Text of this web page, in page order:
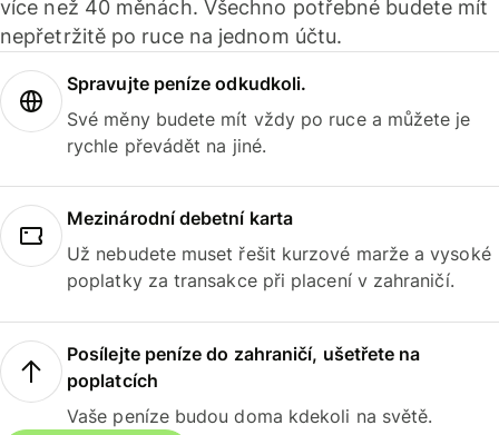
více než 40 měnách. Všechno potřebné budete mít
nepřetržitě po ruce na jednom účtu.
Spravujte peníze odkudkoli.
Své měny budete mít vždy po ruce a můžete je
rychle převádět na jiné.
Mezinárodní debetní karta
Už nebudete muset řešit kurzové marže a vysoké
poplatky za transakce při placení v zahraničí.
Posílejte peníze do zahraničí, ušetřete na
poplatcích
Vaše peníze budou doma kdekoli na světě.